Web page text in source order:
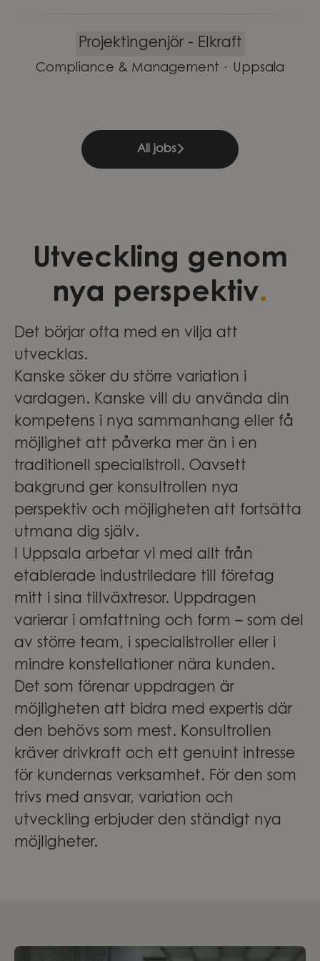
Projektingenjör - Elkraft
Compliance & Management · Uppsala
All jobs
Utveckling genom
nya perspektiv.
Det börjar ofta med en vilja att
utvecklas.
Kanske söker du större variation i
vardagen. Kanske vill du använda din
kompetens i nya sammanhang eller få
möjlighet att påverka mer än i en
traditionell specialistroll. Oavsett
bakgrund ger konsultrollen nya
perspektiv och möjligheten att fortsätta
utmana dig själv.
I Uppsala arbetar vi med allt från
etablerade industriledare till företag
mitt i sina tillväxtresor. Uppdragen
varierar i omfattning och form – som del
av större team, i specialistroller eller i
mindre konstellationer nära kunden.
Det som förenar uppdragen är
möjligheten att bidra med expertis där
den behövs som mest. Konsultrollen
kräver drivkraft och ett genuint intresse
för kundernas verksamhet. För den som
trivs med ansvar, variation och
utveckling erbjuder den ständigt nya
möjligheter.